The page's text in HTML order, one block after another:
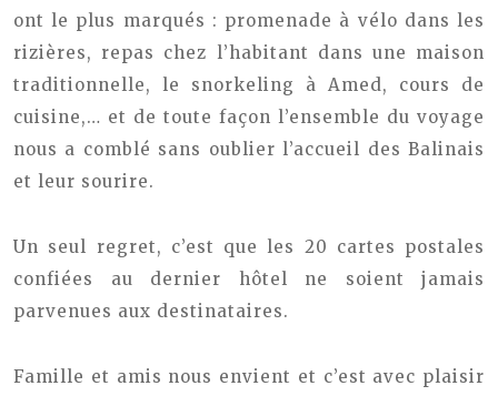
ont le plus marqués : promenade à vélo dans les
rizières, repas chez l’habitant dans une maison
traditionnelle, le snorkeling à Amed, cours de
cuisine,… et de toute façon l’ensemble du voyage
nous a comblé sans oublier l’accueil des Balinais
et leur sourire.
Un seul regret, c’est que les 20 cartes postales
confiées au dernier hôtel ne soient jamais
parvenues aux destinataires.
Famille et amis nous envient et c’est avec plaisir